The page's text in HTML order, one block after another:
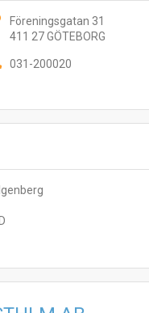
Föreningsgatan 31
411 27 GÖTEBORG
031-200020